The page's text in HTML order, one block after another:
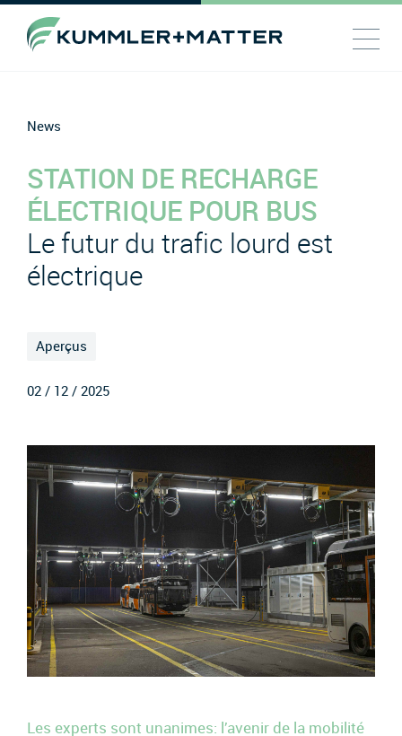
News
STATION DE RECHARGE
ÉLECTRIQUE POUR BUS
Le futur du trafic lourd est
électrique
Aperçus
02 / 12 / 2025
Les experts sont unanimes: l’avenir de la mobilité